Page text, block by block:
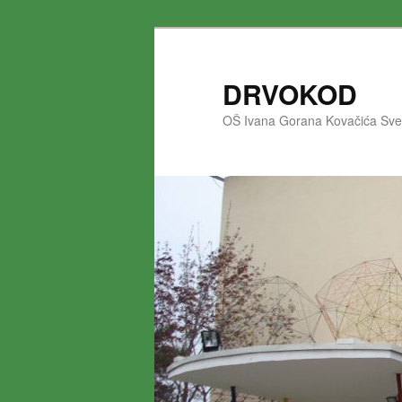
DRVOKOD
OŠ Ivana Gorana Kovačića